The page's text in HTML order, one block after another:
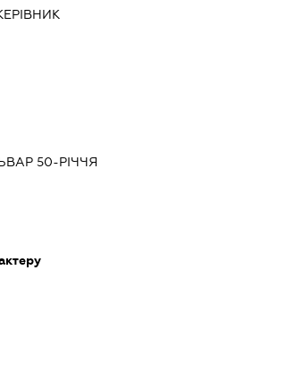
50-РІЧЧЯ